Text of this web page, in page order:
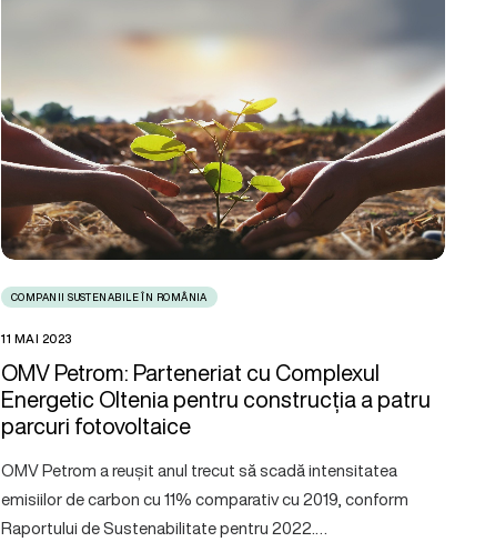
COMPANII SUSTENABILE ÎN ROMÂNIA
11 MAI 2023
OMV Petrom: Parteneriat cu Complexul
Energetic Oltenia pentru construcția a patru
parcuri fotovoltaice
OMV Petrom a reușit anul trecut să scadă intensitatea
emisiilor de carbon cu 11% comparativ cu 2019, conform
Raportului de Sustenabilitate pentru 2022.…